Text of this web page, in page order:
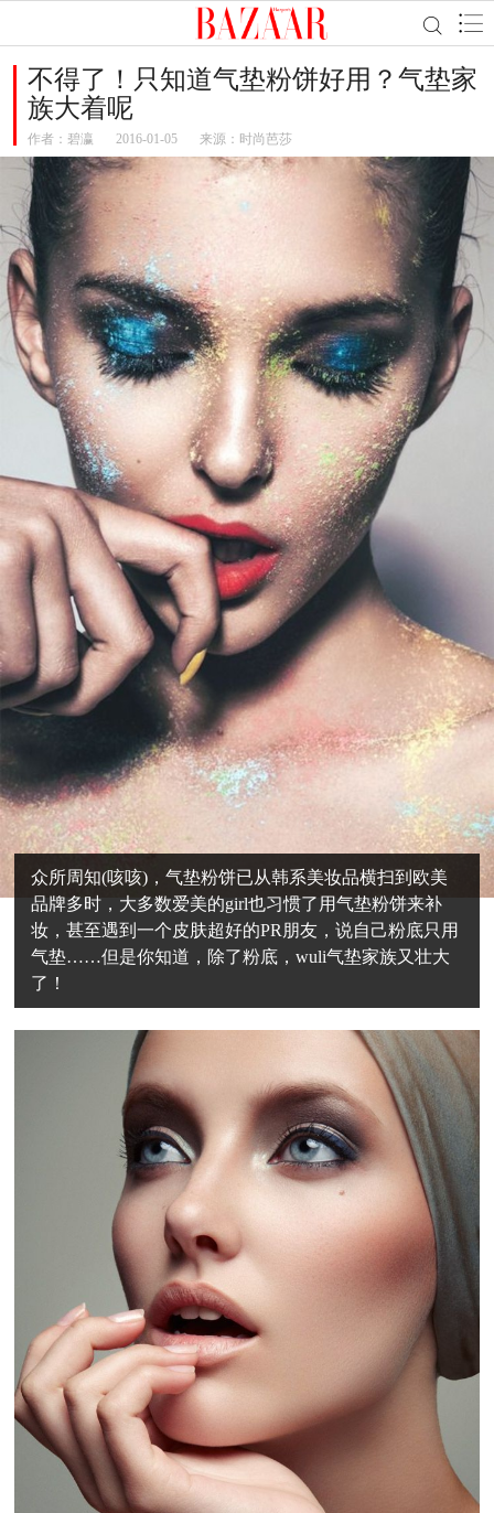
不得了！只知道气垫粉饼好用？气垫家
族大着呢
作者： 碧瀛 2016-01-05 来源：时尚芭莎
众所周知(咳咳)，气垫粉饼已从韩系美妆品横扫到欧美
品牌多时，大多数爱美的girl也习惯了用气垫粉饼来补
妆，甚至遇到一个皮肤超好的PR朋友，说自己粉底只用
气垫……但是你知道，除了粉底，wuli气垫家族又壮大
了！